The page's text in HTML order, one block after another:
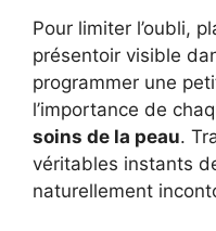
Pour limiter l’oubli,
présentoir visible
programmer une
l’importance de
soins de la peau.
véritables instants
naturellement